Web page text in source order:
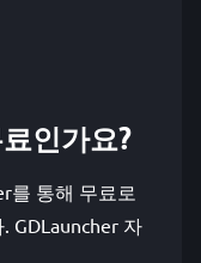
인가요?
를 통해 무료로
GDLauncher 자